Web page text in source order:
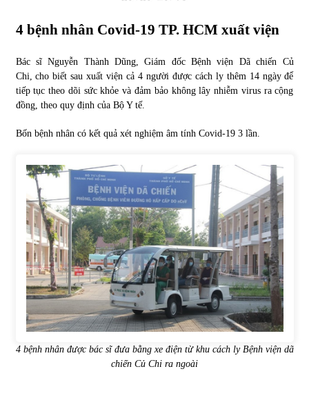
4 bệnh nhân Covid-19 TP. HCM xuất viện
Bác sĩ Nguyễn Thành Dũng, Giám đốc Bệnh viện Dã chiến Củ
Chi, cho biết sau xuất viện cả 4 người được cách ly thêm 14 ngày để
tiếp tục theo dõi sức khỏe và đảm bảo không lây nhiễm virus ra cộng
đồng, theo quy định của Bộ Y tế.
Bốn bệnh nhân có kết quả xét nghiệm âm tính Covid-19 3 lần.
4 bệnh nhân được bác sĩ đưa bằng xe điện từ khu cách ly Bệnh viện dã
chiến Củ Chi ra ngoài